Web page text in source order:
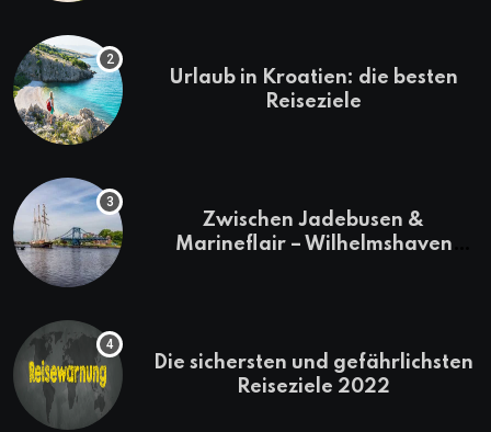
Urlaub in Kroatien: die besten
Reiseziele
Zwischen Jadebusen &
Marineflair – Wilhelmshaven
Die sichersten und gefährlichsten
Reiseziele 2022